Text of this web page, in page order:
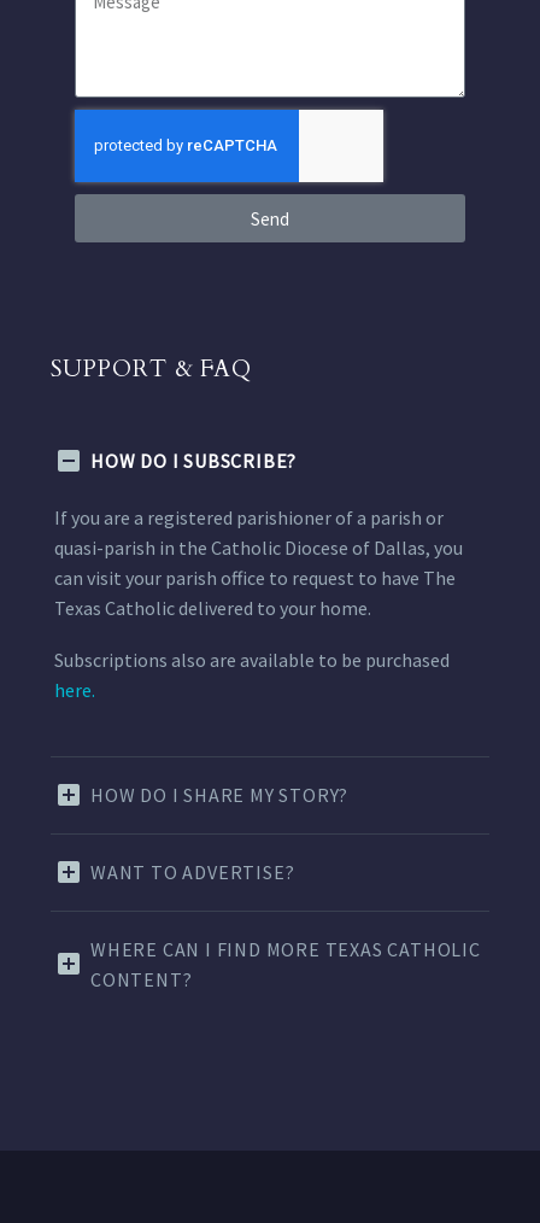
Send
SUPPORT & FAQ
HOW DO I SUBSCRIBE?
If you are a registered parishioner of a parish or
quasi-parish in the Catholic Diocese of Dallas, you
can visit your parish office to request to have The
Texas Catholic delivered to your home.
Subscriptions also are available to be purchased
here.
HOW DO I SHARE MY STORY?
WANT TO ADVERTISE?
WHERE CAN I FIND MORE TEXAS CATHOLIC
CONTENT?